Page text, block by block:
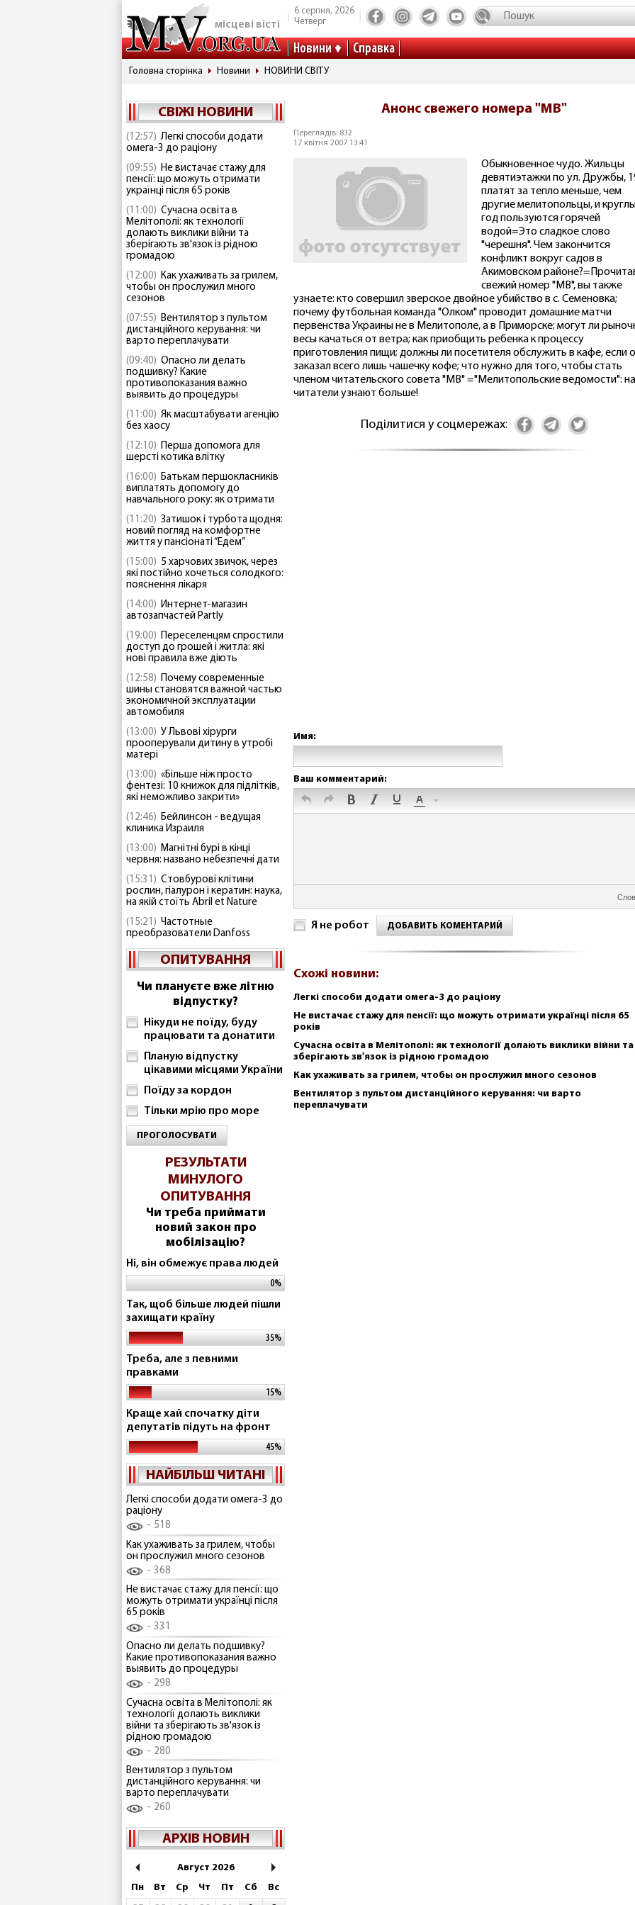
місцеві вісті
6 серпня, 2026
Четверг
Новини Справка
Головна сторінка Новини НОВИНИ СВІТУ
СВІЖІ НОВИНИ
(12:57) Легкі способи додати
омега-3 до раціону
(09:55) Не вистачає стажу для
пенсії: що можуть отримати
українці після 65 років
(11:00) Сучасна освіта в
Мелітополі: як технології
долають виклики війни та
зберігають зв'язок із рідною
громадою
(12:00) Как ухаживать за грилем,
чтобы он прослужил много
сезонов
(07:55) Вентилятор з пультом
дистанційного керування: чи
варто переплачувати
(09:40) Опасно ли делать
подшивку? Какие
противопоказания важно
выявить до процедуры
(11:00) Як масштабувати агенцію
без хаосу
(12:10) Перша допомога для
шерсті котика влітку
(16:00) Батькам першокласників
виплатять допомогу до
навчального року: як отримати
(11:20) Затишок і турбота щодня:
новий погляд на комфортне
життя у пансіонаті “Едем”
(15:00) 5 харчових звичок, через
які постійно хочеться солодкого:
пояснення лікаря
(14:00) Интернет-магазин
автозапчастей Partly
(19:00) Переселенцям спростили
доступ до грошей і житла: які
нові правила вже діють
(12:58) Почему современные
шины становятся важной частью
экономичной эксплуатации
автомобиля
(13:00) У Львові хірурги
прооперували дитину в утробі
матері
(13:00) «Більше ніж просто
фентезі: 10 книжок для підлітків,
які неможливо закрити»
(12:46) Бейлинсон - ведущая
клиника Израиля
(13:00) Магнітні бурі в кінці
червня: названо небезпечні дати
(15:31) Стовбурові клітини
рослин, гіалурон і кератин: наука,
на якій стоїть Abril et Nature
(15:21) Частотные
преобразователи Danfoss
ОПИТУВАННЯ
Чи плануєте вже літню
відпустку?
Нікуди не поїду, буду
працювати та донатити
Планую відпустку
цікавими місцями України
Поїду за кордон
Тільки мрію про море
ПРОГОЛОСУВАТИ
РЕЗУЛЬТАТИ
МИНУЛОГО
ОПИТУВАННЯ
Чи треба приймати
новий закон про
мобілізацію?
Ні, він обмежує права людей
0%
Так, щоб більше людей пішли
захищати країну
35%
Треба, але з певними
правками
15%
Краще хай спочатку діти
депутатів підуть на фронт
45%
НАЙБІЛЬШ ЧИТАНІ
Легкі способи додати омега-3 до
раціону
518
Как ухаживать за грилем, чтобы
он прослужил много сезонов
368
Не вистачає стажу для пенсії: що
можуть отримати українці після
65 років
331
Опасно ли делать подшивку?
Какие противопоказания важно
выявить до процедуры
298
Сучасна освіта в Мелітополі: як
технології долають виклики
війни та зберігають зв'язок із
рідною громадою
280
Вентилятор з пультом
дистанційного керування: чи
варто переплачувати
260
АРХІВ НОВИН
Август 2026
Пн
Вт Ср Чт Пт Сб
Вс
Анонс свежего номера "МВ"
Переглядів: 832
17 квітня 2007 13:41
Обыкновенное чудо. Жильцы
девятиэтажки по ул. Дружбы,
платят за тепло меньше, чем
другие мелитопольцы, и
год пользуются горячей
водой=Это сладкое слово
"черешня". Чем закончится
конфликт вокруг садов в
Акимовском
свежий номер "МВ", вы также
узнаете: кто совершил зверское двойное убийство в с. Семеновка;
почему футбольная команда "Олком" проводит домашние матчи
первенства Украины не в Мелитополе, а в Приморске; могут ли
весы качаться от ветра; как приобщить ребенка к процессу
приготовления пищи; должны ли посетителя обслужить в кафе, если
заказал всего лишь чашечку кофе; что нужно для того, чтобы стать
членом читательского совета "МВ" ="Мелитопольские ведомости":
читатели узнают больше!
Поділитися у соцмережах:
Имя:
Ваш комментарий:
Я не робот ДОБАВИТЬ КОМЕНТАРИЙ
Схожі новини:
Легкі способи додати омега-3 до раціону
Не вистачає стажу для пенсії: що можуть отримати українці після 65
років
Сучасна освіта в Мелітополі: як технології долають виклики війни та
зберігають зв'язок із рідною громадою
Как ухаживать за грилем, чтобы он прослужил много сезонов
Вентилятор з пультом дистанційного керування: чи варто
переплачувати